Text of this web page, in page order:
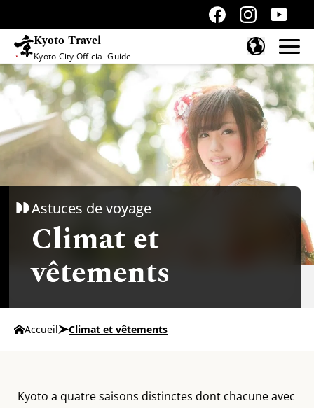
Kyoto Travel
Kyoto City Official Guide
Passer au contenu
Astuces de voyage
Climat et
vêtements
Accueil Climat et vêtements
Kyoto a quatre saisons distinctes dont chacune avec